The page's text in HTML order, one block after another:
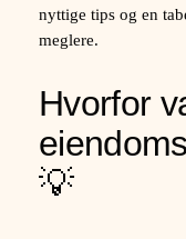
nyttige tips og en
meglere.
Hvorfor
💡